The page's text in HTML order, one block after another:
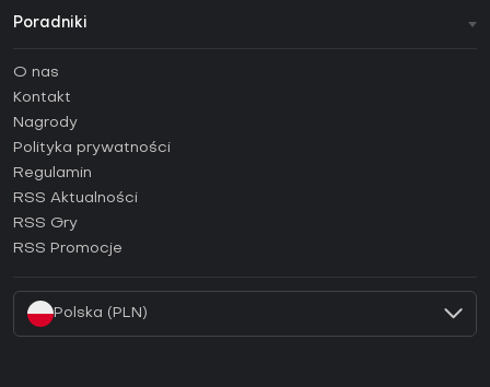
Poradniki
Poradniki
Jak aktywować klucz Steam (CD Key)?
Jak aktywować klucz Epic Games (CD Key)?
Jak aktywować klucz GOG (CD Key)?
Jak aktywować klucz Ubisoft Connect (CD Key)?
O nas
Kontakt
Nagrody
Polityka prywatności
Regulamin
RSS Aktualności
RSS Gry
RSS Promocje
Polska (PLN)